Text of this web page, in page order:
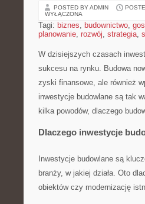
POSTED BY ADMIN
WYŁĄCZONA
Tagi: biznes, budownictwo,
planowanie, rozwój, strategia,
W dzisiejszych czasach
sukcesu na rynku. Budowa
zyski finansowe,​ ale również
inwestycje budowlane są⁤ tak
⁢kilka powodów, dlaczego
Dlaczego inwestycje
Inwestycje budowlane są
branży, w jakiej działa. Oto
obiektów czy modernizację